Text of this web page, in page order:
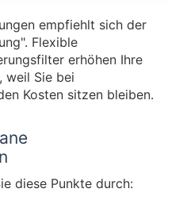
empfiehlt sich der
Flexible
erhöhen Ihre
weil Sie bei
Kosten sitzen bleiben.
diese Punkte durch: